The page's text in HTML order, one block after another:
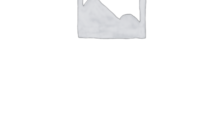
SHTOJE NË SHPORTË